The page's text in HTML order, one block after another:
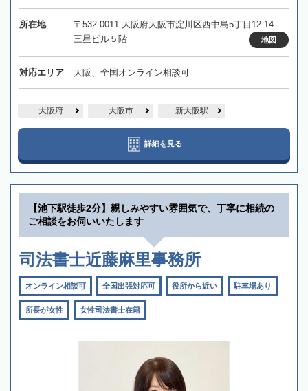
所在地
〒532-0011 大阪府大阪市淀川区西中島5丁目12-14
三星ビル５階
地図
対応エリア 大阪、全国オンライン相談可
大阪府 大阪市 新大阪駅
詳細を見る
【池下駅徒歩2分】親しみやすい雰囲気で、丁寧に相続の
ご相談をお伺いいたします
司法書士近藤麻里事務所
オンライン相談可 全国出張対応可 役所から近い 駐車場あり
所長が女性 女性司法書士在籍